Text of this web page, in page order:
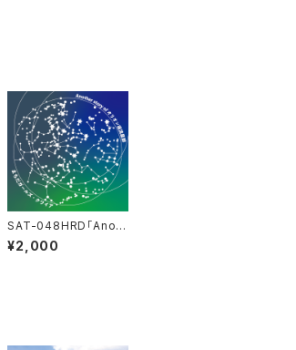
SAT-048HRD「Anoth
er story of オリオン座
流星群・ハイレゾダウン
¥2,000